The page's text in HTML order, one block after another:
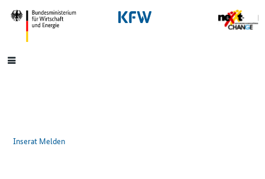
SrOnlyNavigation
Hauptmenü
Inserat Melden